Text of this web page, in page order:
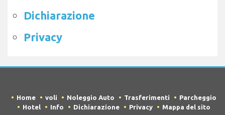
Dichiarazione
Privacy
Home voli Noleggio Auto Trasferimenti
Parcheggio
Hotel
Info Dichiarazione Privacy Mappa del sito